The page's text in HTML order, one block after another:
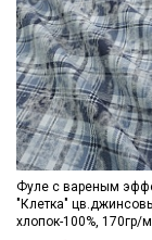
Фуле с вареным
"Клетка"
хлопок-100%, 170гр/